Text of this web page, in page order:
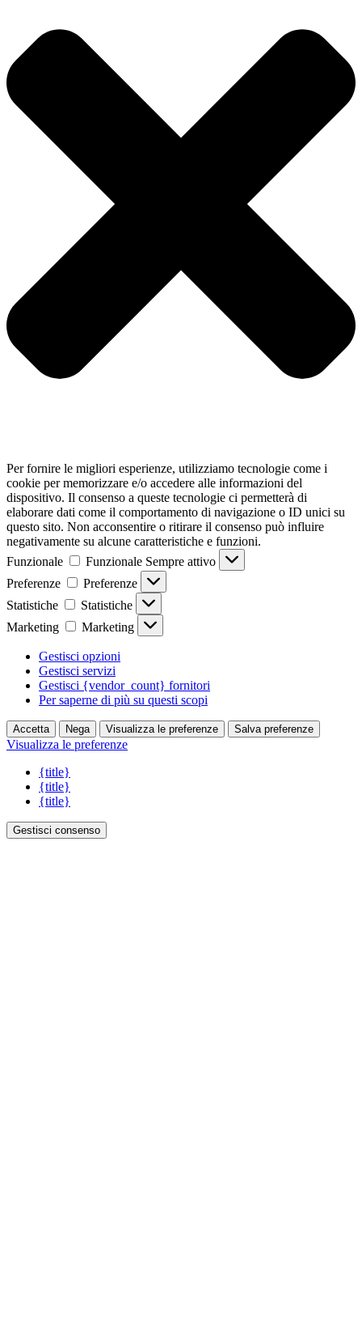
Per fornire le migliori esperienze, utilizziamo tecnologie come i
cookie per memorizzare e/o accedere alle informazioni del
dispositivo. Il consenso a queste tecnologie ci permetterà di
elaborare dati come il comportamento di navigazione o ID unici su
questo sito. Non acconsentire o ritirare il consenso può influire
negativamente su alcune caratteristiche e funzioni.
Funzionale
Funzionale Sempre attivo
Preferenze
Preferenze
Statistiche
Statistiche
Marketing
Marketing
Gestisci opzioni
Gestisci servizi
Gestisci {vendor_count} fornitori
Per saperne di più su questi scopi
Accetta Nega Visualizza le preferenze Salva preferenze
Visualizza le preferenze
{title}
{title}
{title}
Gestisci consenso